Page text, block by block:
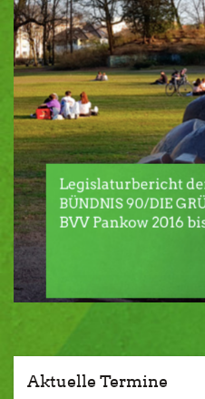
Aktuelle Termine